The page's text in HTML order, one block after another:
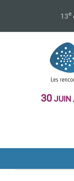
13e
30JUIN